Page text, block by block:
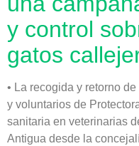
y control
gatos
• La recogida y retorno
y voluntarios de
sanitaria en veterinarias
Antigua desde la